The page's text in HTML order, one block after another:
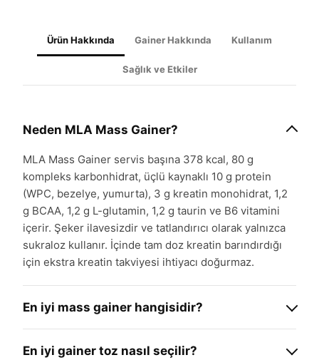
Ürün Hakkında Gainer Hakkında Kullanım
Sağlık ve Etkiler
Neden MLA Mass Gainer?
MLA Mass Gainer servis başına 378 kcal, 80 g
kompleks karbonhidrat, üçlü kaynaklı 10 g protein
(WPC, bezelye, yumurta), 3 g kreatin monohidrat, 1,2
g BCAA, 1,2 g L-glutamin, 1,2 g taurin ve B6 vitamini
içerir. Şeker ilavesizdir ve tatlandırıcı olarak yalnızca
sukraloz kullanır. İçinde tam doz kreatin barındırdığı
için ekstra kreatin takviyesi ihtiyacı doğurmaz.
En iyi mass gainer hangisidir?
metabolizmasına göre değişir. Önemli kriterler: temiz
En iyi gainer toz nasıl seçilir?